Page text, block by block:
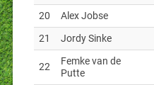
20 Alex Jobse
21
Jordy Sinke
22
Femke van de
Putte